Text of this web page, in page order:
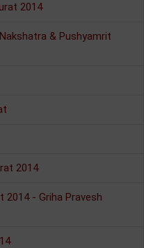
2014
& Pushyamrit
2014
2014 - Griha Pravesh